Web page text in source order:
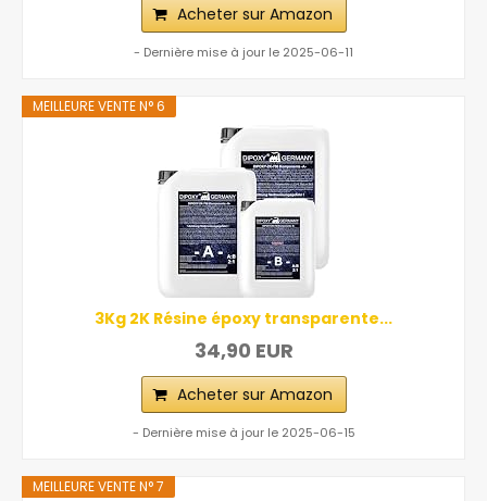
Acheter sur Amazon
- Dernière mise à jour le 2025-06-11
MEILLEURE VENTE N° 6
3Kg 2K Résine époxy transparente...
34,90 EUR
Acheter sur Amazon
- Dernière mise à jour le 2025-06-15
MEILLEURE VENTE N° 7